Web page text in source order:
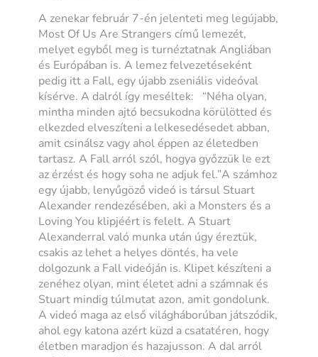
A zenekar február 7-én jelenteti meg legújabb,
Most Of Us Are Strangers című lemezét,
melyet egyből meg is turnéztatnak Angliában
és Európában is. A lemez felvezetéseként
pedig itt a Fall, egy újabb zseniális videóval
kísérve. A dalról így meséltek: “Néha olyan,
mintha minden ajtó becsukodna körülötted és
elkezded elveszíteni a lelkesedésedet abban,
amit csinálsz vagy ahol éppen az életedben
tartasz. A Fall arról szól, hogya győzzük le ezt
az érzést és hogy soha ne adjuk fel.”A számhoz
egy újabb, lenyűgöző videó is társul Stuart
Alexander rendezésében, aki a Monsters és a
Loving You klipjéért is felelt.A Stuart
Alexanderral való munka után úgy éreztük,
csakis az lehet a helyes döntés, ha vele
dolgozunk a Fall videóján is. Klipet készíteni a
zenéhez olyan, mint életet adni a számnak és
Stuart mindig túlmutat azon, amit gondolunk.
A videó maga az első világháborúban játszódik,
ahol egy katona azért küzd a csatatéren, hogy
életben maradjon és hazajusson. A dal arról